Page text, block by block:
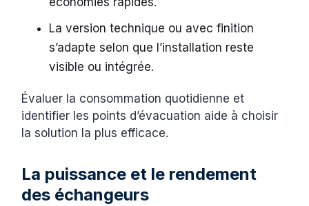
La version technique ou avec finition
s’adapte selon que l’installation reste
visible ou intégrée.
Évaluer la consommation quotidienne et
identifier les points d’évacuation aide à choisir
la solution la plus efficace.
La puissance et le rendement
des échangeurs